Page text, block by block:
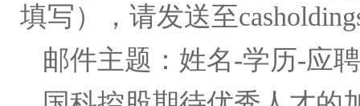
填写），请发送至
邮件主题：姓名-学历-应